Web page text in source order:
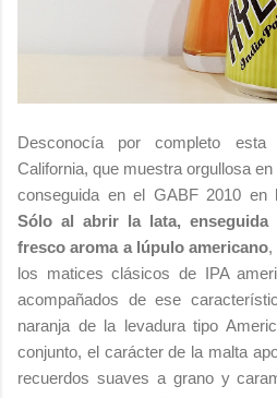
Desconocía por completo esta
California, que muestra orgullosa
conseguida en el GABF 2010 en
Sólo al abrir la lata,
fresco aroma a lúpulo americano,
los matices clásicos de IPA
acompañados de ese
naranja de la levadura tipo
conjunto, el carácter de la malta
recuerdos suaves a grano y